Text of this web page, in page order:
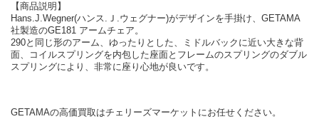
【商品説明】
Hans.J.Wegner(ハンス.Ｊ.ウェグナー)がデザインを手掛け、GETAMA
社製造のGE181 アームチェア。
290と同じ形のアーム、ゆったりとした、ミドルバックに近い大きな背
面、コイルスプリングを内包した座面とフレームのスプリングのダブル
スプリングにより、非常に座り心地が良いです。
GETAMAの高価買取はチェリーズマーケットにお任せください。